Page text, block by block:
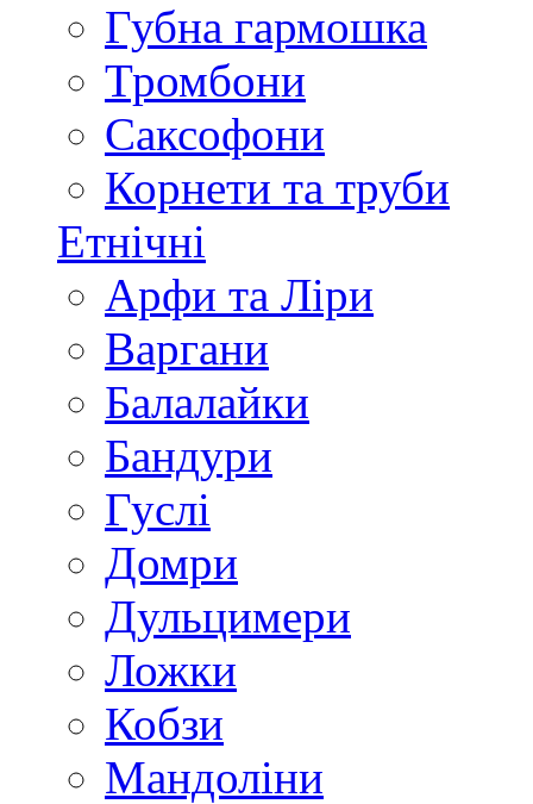
Губна гармошка
Тромбони
Саксофони
Корнети та труби
Етнічні
Арфи та Ліри
Варгани
Балалайки
Бандури
Гуслі
Домри
Дульцимери
Ложки
Кобзи
Мандоліни